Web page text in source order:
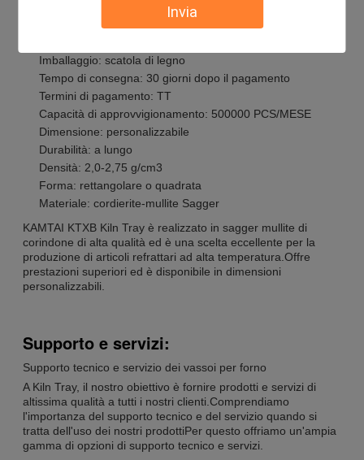
Invia
Quantità minima d'ordine: 300 PCS
Imballaggio: scatola di legno
Tempo di consegna: 30 giorni dopo il pagamento
Termini di pagamento: TT
Capacità di approvvigionamento: 500000 PCS/MESE
Dimensione: personalizzabile
Durabilità: a lungo
Densità: 2,0-2,75 g/cm3
Forma: rettangolare o quadrata
Materiale: cordierite-mullite Sagger
KAMTAI KTXB Kiln Tray è realizzato in sagger mullite di
corindone di alta qualità ed è una scelta eccellente per la
produzione di articoli refrattari ad alta temperatura.Offre
prestazioni superiori ed è disponibile in dimensioni
personalizzabili.
Supporto e servizi:
Supporto tecnico e servizio dei vassoi per forno
A Kiln Tray, il nostro obiettivo è fornire prodotti e servizi di
altissima qualità a tutti i nostri clienti.Comprendiamo
l'importanza del supporto tecnico e del servizio quando si
tratta dell'uso dei nostri prodottiPer questo offriamo un'ampia
gamma di opzioni di supporto tecnico e servizi.